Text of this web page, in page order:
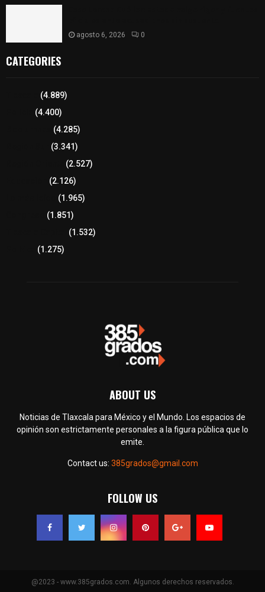
agosto 6, 2026 0
CATEGORIES
(4.889)
(4.400)
(4.285)
(3.341)
(2.527)
(2.126)
(1.965)
(1.851)
(1.532)
(1.275)
ABOUT US
Noticias de Tlaxcala para México y el Mundo. Los espacios de
opinión son estrictamente personales a la figura pública que lo
emite.
Contact us: 385grados@gmail.com
FOLLOW US
@2023 - www.385grados.com. Algunos derechos reservados.